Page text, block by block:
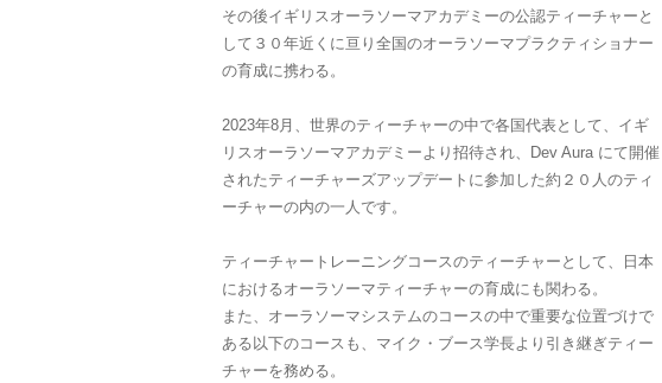
その後イギリスオーラソーマアカデミーの公認ティーチャーと
して３０年近くに亘り全国のオーラソーマプラクティショナー
の育成に携わる。
2023年8月、世界のティーチャーの中で各国代表として、イギ
リスオーラソーマアカデミーより招待され、Dev Aura にて開催
されたティーチャーズアップデートに参加した約２０人のティ
ーチャーの内の一人です。
ティーチャートレーニングコースのティーチャーとして、日本
におけるオーラソーマティーチャーの育成にも関わる。
また、オーラソーマシステムのコースの中で重要な位置づけで
ある以下のコースも、マイク・ブース学長より引き継ぎティー
チャーを務める。